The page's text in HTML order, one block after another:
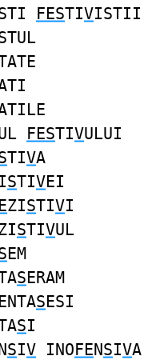
FESTIVISTII
FESTIVULUI
TIVA
STIVEI
EZISTIVI
STIVUL
EM
SERAM
ENTASESI
SI
SIV INOFENSIVA